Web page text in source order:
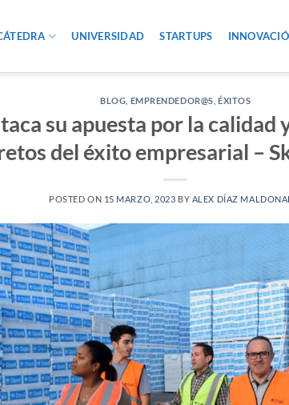
UNIVERSIDAD STARTUPS
BLOG EMPRENDEDOR@S ÉXITOS
su apuesta por la calidad
del éxito empresarial –
POSTED ON 15 MARZO, 2023 BY ALEX DÍAZ